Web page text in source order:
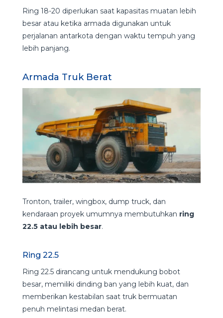
Ring 18-20 diperlukan saat kapasitas muatan lebih
besar atau ketika armada digunakan untuk
perjalanan antarkota dengan waktu tempuh yang
lebih panjang.
Armada Truk Berat
Tronton, trailer, wingbox, dump truck, dan
kendaraan proyek umumnya membutuhkan ring
22.5 atau lebih besar.
Ring 22.5
Ring 22.5 dirancang untuk mendukung bobot
besar, memiliki dinding ban yang lebih kuat, dan
memberikan kestabilan saat truk bermuatan
penuh melintasi medan berat.